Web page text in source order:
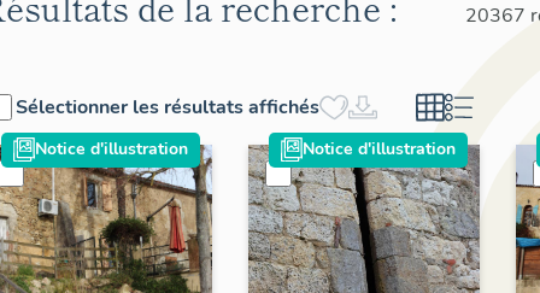
20367
Sélectionner les résultats affichés
Notice d'illustration Notice d'illustration